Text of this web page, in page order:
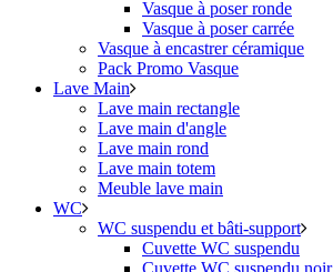
Vasque à poser ronde
Vasque à poser carrée
Vasque à encastrer céramique
Pack Promo Vasque
Lave Main
Lave main rectangle
Lave main d'angle
Lave main rond
Lave main totem
Meuble lave main
WC
WC suspendu et bâti-support
Cuvette WC suspendu
Cuvette WC suspendu noir